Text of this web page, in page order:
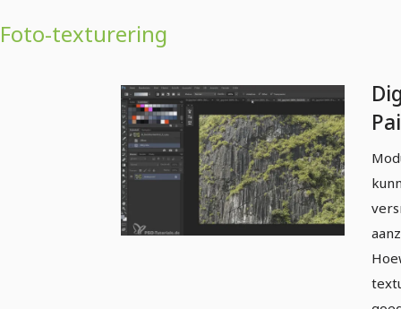
Foto-texturering